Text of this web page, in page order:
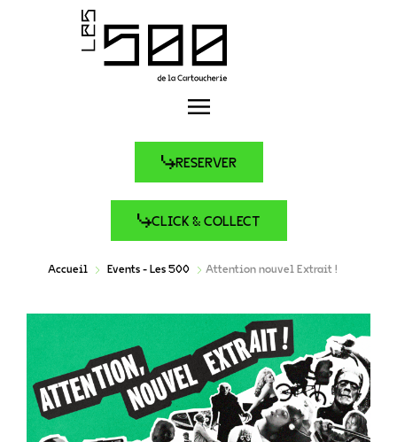
RESERVER
CLICK & COLLECT
Accueil Events - Les 500 Attention nouvel Extrait !